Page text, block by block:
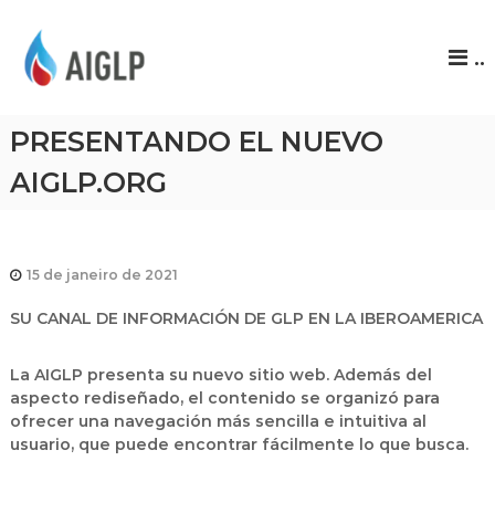
P
..
PRESENTANDO EL NUEVO
AIGLP.ORG
15 de janeiro de 2021
SU CANAL DE INFORMACIÓN DE GLP EN LA IBEROAMERICA
La AIGLP presenta su nuevo sitio web. Además del
aspecto rediseñado, el contenido se organizó para
ofrecer una navegación más sencilla e intuitiva al
usuario, que puede encontrar fácilmente lo que busca.